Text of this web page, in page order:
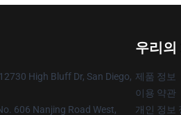
High Bluff Dr, San Diego,
606 Nanjing Road West,
우리의
제품 정보
이용 약관
개인 정보